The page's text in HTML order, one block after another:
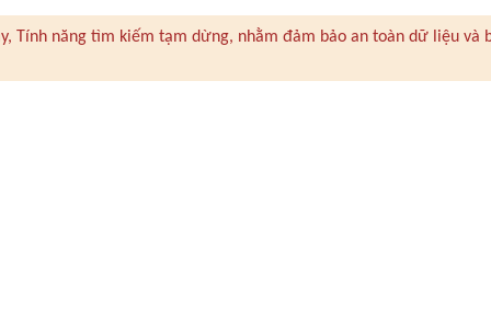
Tính năng tìm kiếm tạm dừng, nhằm đảm bảo an toàn dữ liệu và